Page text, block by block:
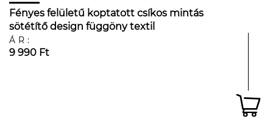
Fényes felületű koptatott csíkos mintás
sötétítő design függöny textil
ÁR:
9 990 Ft